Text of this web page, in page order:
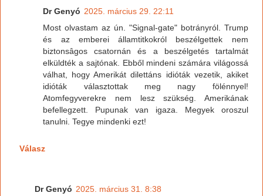
Dr Genyó 2025. március 29. 22:11
Most olvastam az ún. "Signal-gate" botrányról. Trump
és az emberei államtitkokról beszélgettek nem
biztonsâgos csatornán és a beszélgetés tartalmát
elküldték a sajtónak. Ebből mindeni számára világossá
válhat, hogy Amerikát dilettáns idióták vezetik, akiket
idióták választottak meg nagy fölénnyel!
Atomfegyverekre nem lesz szükség. Amerikának
befellegzett. Pupunak van igaza. Megyek oroszul
tanulni. Tegye mindenki ezt!
Válasz
Dr Genyó 2025. március 31. 8:38